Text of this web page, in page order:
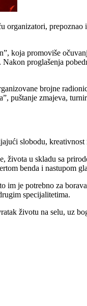
koja promoviše
proglašenja
brojne
puštanje zmajeva,
slobodu, kreativnost
u skladu sa
benda i nastupom
im je potrebno za
specijalitetima.
životu na selu, uz